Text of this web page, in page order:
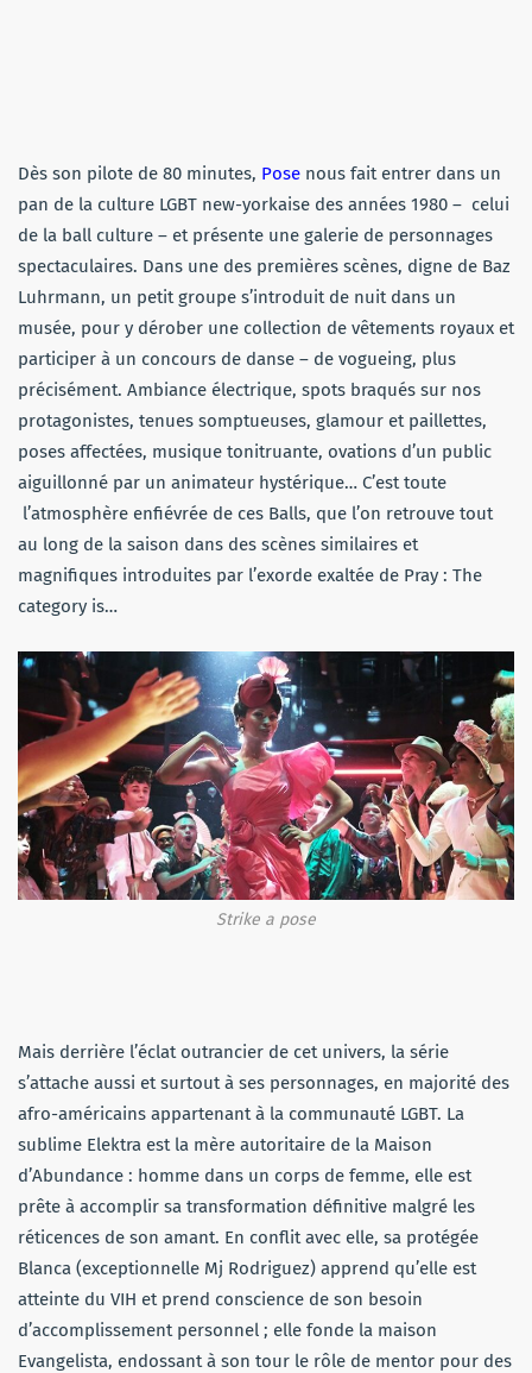
Dès son pilote de 80 minutes, Pose nous fait entrer dans un
pan de la culture LGBT new-yorkaise des années 1980 – celui
de la ball culture – et présente une galerie de personnages
spectaculaires. Dans une des premières scènes, digne de Baz
Luhrmann, un petit groupe s’introduit de nuit dans un
musée, pour y dérober une collection de vêtements royaux et
participer à un concours de danse – de vogueing, plus
précisément. Ambiance électrique, spots braqués sur nos
protagonistes, tenues somptueuses, glamour et paillettes,
poses affectées, musique tonitruante, ovations d’un public
aiguillonné par un animateur hystérique… C’est toute
l’atmosphère enfiévrée de ces Balls, que l’on retrouve tout
au long de la saison dans des scènes similaires et
magnifiques introduites par l’exorde exaltée de Pray : The
category is…
Strike a pose
Mais derrière l’éclat outrancier de cet univers, la série
s’attache aussi et surtout à ses personnages, en majorité des
afro-américains appartenant à la communauté LGBT. La
sublime Elektra est la mère autoritaire de la Maison
d’Abundance : homme dans un corps de femme, elle est
prête à accomplir sa transformation définitive malgré les
réticences de son amant. En conflit avec elle, sa protégée
Blanca (exceptionnelle Mj Rodriguez) apprend qu’elle est
atteinte du VIH et prend conscience de son besoin
d’accomplissement personnel ; elle fonde la maison
Evangelista, endossant à son tour le rôle de mentor pour des